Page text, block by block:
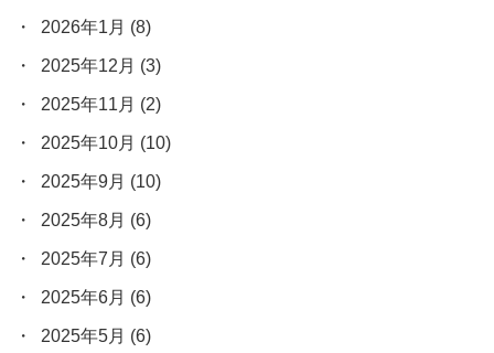
2026年1月 (8)
2025年12月 (3)
2025年11月 (2)
2025年10月 (10)
2025年9月 (10)
2025年8月 (6)
2025年7月 (6)
2025年6月 (6)
2025年5月 (6)